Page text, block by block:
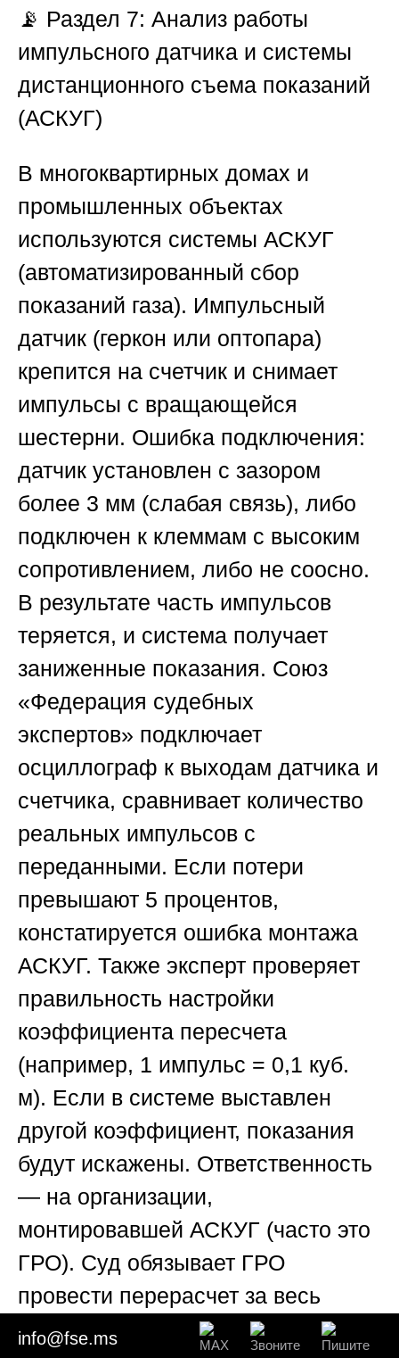
📡 Раздел 7: Анализ работы
импульсного датчика и системы
дистанционного съема показаний
(АСКУГ)
В многоквартирных домах и
промышленных объектах
используются системы АСКУГ
(автоматизированный сбор
показаний газа). Импульсный
датчик (геркон или оптопара)
крепится на счетчик и снимает
импульсы с вращающейся
шестерни. Ошибка подключения:
датчик установлен с зазором
более 3 мм (слабая связь), либо
подключен к клеммам с высоким
сопротивлением, либо не соосно.
В результате часть импульсов
теряется, и система получает
заниженные показания. Союз
«Федерация судебных
экспертов» подключает
осциллограф к выходам датчика и
счетчика, сравнивает количество
реальных импульсов с
переданными. Если потери
превышают 5 процентов,
констатируется ошибка монтажа
АСКУГ. Также эксперт проверяет
правильность настройки
коэффициента пересчета
(например, 1 импульс = 0,1 куб.
м). Если в системе выставлен
другой коэффициент, показания
будут искажены. Ответственность
— на организации,
монтировавшей АСКУГ (часто это
ГРО). Суд обязывает ГРО
провести перерасчет за весь
период недостоверных показаний.
info@fse.ms